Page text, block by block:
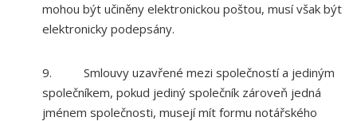
mohou být učiněny elektronickou poštou, musí však být
elektronicky podepsány.
9. Smlouvy uzavřené mezi společností a jediným
společníkem, pokud jediný společník zároveň jedná
jménem společnosti, musejí mít formu notářského